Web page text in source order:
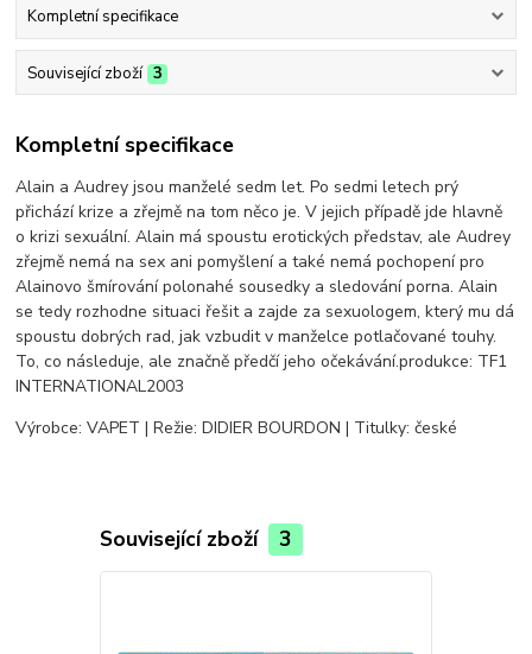
Kompletní specifikace
Související zboží 3
Kompletní specifikace
Alain a Audrey jsou manželé sedm let. Po sedmi letech prý
přichází krize a zřejmě na tom něco je. V jejich případě jde hlavně
o krizi sexuální. Alain má spoustu erotických představ, ale Audrey
zřejmě nemá na sex ani pomyšlení a také nemá pochopení pro
Alainovo šmírování polonahé sousedky a sledování porna. Alain
se tedy rozhodne situaci řešit a zajde za sexuologem, který mu dá
spoustu dobrých rad, jak vzbudit v manželce potlačované touhy.
To, co následuje, ale značně předčí jeho očekávání.produkce: TF1
INTERNATIONAL2003
Výrobce: VAPET | Režie: DIDIER BOURDON | Titulky: české
Související zboží 3